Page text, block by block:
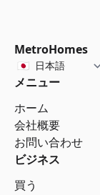
MetroHomes
メニュー
ホーム
会社概要
お問い合わせ
ビジネス
買う